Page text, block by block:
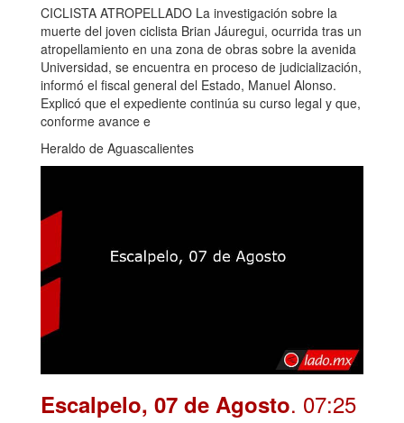
CICLISTA ATROPELLADO La investigación sobre la
muerte del joven ciclista Brian Jáuregui, ocurrida tras un
atropellamiento en una zona de obras sobre la avenida
Universidad, se encuentra en proceso de judicialización,
informó el fiscal general del Estado, Manuel Alonso.
Explicó que el expediente continúa su curso legal y que,
conforme avance e
Heraldo de Aguascalientes
Escalpelo, 07 de Agosto. 07:25